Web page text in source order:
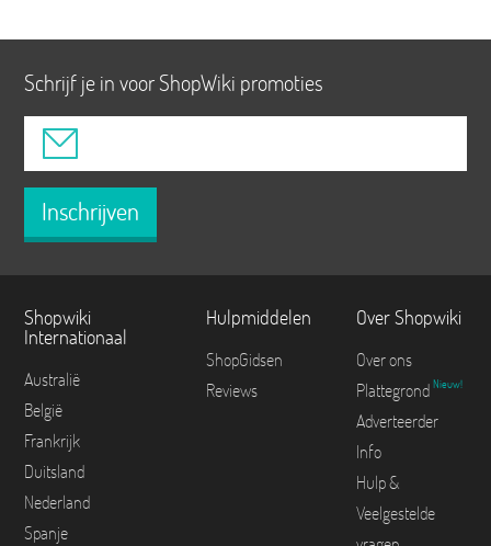
Schrijf je in voor ShopWiki promoties
Inschrijven
Shopwiki
Internationaal
Australië
België
Frankrijk
Duitsland
Nederland
Spanje
Hulpmiddelen
ShopGidsen
Reviews
Over Shopwiki
Over ons
Plattegrond Nieuw!
Adverteerder
Info
Hulp &
Veelgestelde